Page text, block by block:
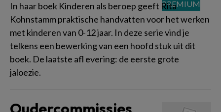
In haar boek Kinderen als beroep geeft Rita
Kohnstamm praktische handvatten voor het werken
met kinderen van 0-12 jaar. In deze serie vind je
telkens een bewerking van een hoofd stuk uit dit
boek. De laatste afl evering: de eerste grote
jaloezie.